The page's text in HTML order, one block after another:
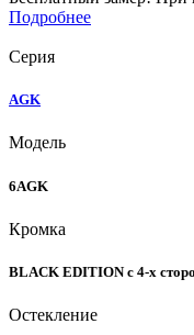
Подробнее
Серия
AGK
Модель
6AGK
Кромка
BLACK EDITION с 4-х
Остекление